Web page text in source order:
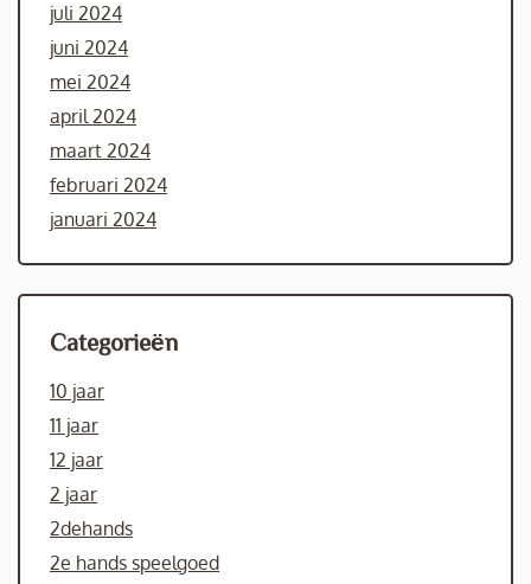
juli 2024
juni 2024
mei 2024
april 2024
maart 2024
februari 2024
januari 2024
Categorieën
10 jaar
11 jaar
12 jaar
2 jaar
2dehands
2e hands speelgoed